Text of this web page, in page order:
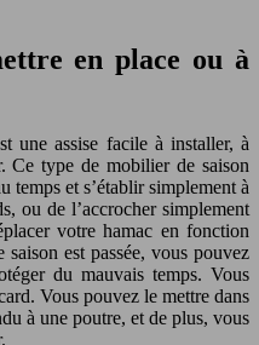
en place ou à
une assise facile à installer, à
Ce type de mobilier de saison
temps et s’établir simplement à
ou de l’accrocher simplement
votre hamac en fonction
est passée, vous pouvez
du mauvais temps. Vous
Vous pouvez le mettre dans
à une poutre, et de plus, vous